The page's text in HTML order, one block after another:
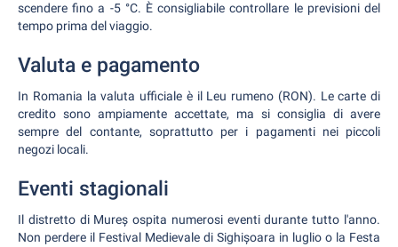
scendere fino a -5 °C. È consigliabile controllare le previsioni del
tempo prima del viaggio.
Valuta e pagamento
In Romania la valuta ufficiale è il Leu rumeno (RON). Le carte di
credito sono ampiamente accettate, ma si consiglia di avere
sempre del contante, soprattutto per i pagamenti nei piccoli
negozi locali.
Eventi stagionali
Il distretto di Mureș ospita numerosi eventi durante tutto l'anno.
Non perdere il Festival Medievale di Sighișoara in luglio o la Festa